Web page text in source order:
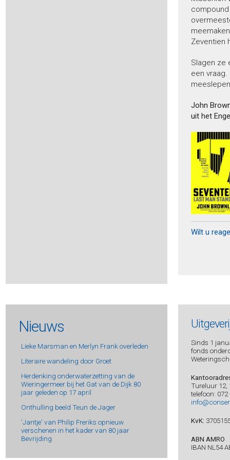
sneeuw
Blake, Matthew - Moord in kamer 11
Blake, Matthew -Anna O.
Blau, Sarah -De anderen
Bley, Mikaela -Sterf voor mij
Blijdorp, 4-meicomité Wieringermeer en Anita -
Wieringermeer
Blijdorp, Anita -Verslag van de wapen- en
voedseltransporten West-Friesland en de Wieringermeer
– september 1944-juni 1945
compound
Zeventien
Slagen ze
een
John
uit het
Wilt u
Nieuws
Lieke Marsman en Merlyn Frank overleden
Literaire wandeling door Groet
Herdenking onderwaterzetting van de
Wieringermeer bij het Gat van de Dijk 80
jaar geleden op 17 april
Onthulling beeld Teun de Jager
'Jantje' van Philip Freriks opnieuw
verschenen in het kader van 80 jaar
Bevrijding
Sinds 1
fonds
Tureluur 12,
telefoon: 072
KvK:
ABN AMRO
IBAN NL54